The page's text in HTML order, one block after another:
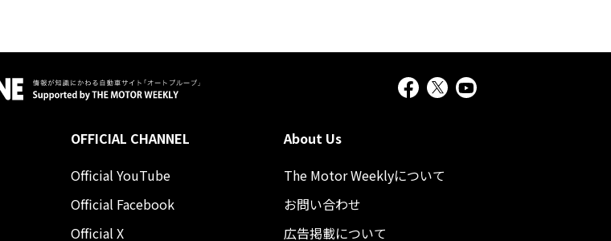
OFFICIAL CHANNEL
Official YouTube
Official Facebook
Official X
About Us
The Motor Weeklyについて
お問い合わせ
広告掲載について